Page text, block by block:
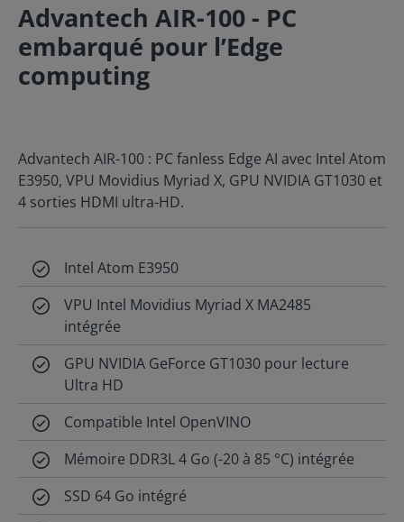
Advantech AIR-100 - PC
embarqué pour l’Edge
computing
Advantech AIR-100 : PC fanless Edge AI avec Intel Atom
E3950, VPU Movidius Myriad X, GPU NVIDIA GT1030 et
4 sorties HDMI ultra-HD.
Intel Atom E3950
VPU Intel Movidius Myriad X MA2485
intégrée
GPU NVIDIA GeForce GT1030 pour lecture
Ultra HD
Compatible Intel OpenVINO
Mémoire DDR3L 4 Go (-20 à 85 °C) intégrée
SSD 64 Go intégré